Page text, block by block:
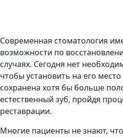
Современная стоматология
возможности по
случаях. Сегодня нет
чтобы установить на его
сохранена хотя бы больше
естественный зуб, пройдя
реставрации.
Многие пациенты не знают,